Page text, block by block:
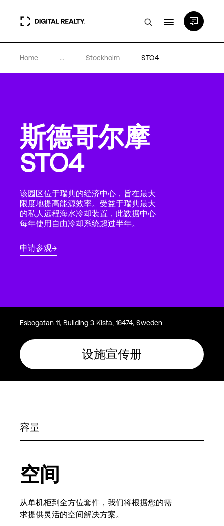
数据中心
合作伙伴
专业知识和资源
关于
Language
Home ... Stockholm STO4
斯德哥尔摩
STO4
该园区位于瑞典的经济中心，旨在最大
限度地提高能源效率。受益于瑞典最大
的私人远程海水冷却装置，此数据中心
每年使用自由冷却系统超过半年。
申请参观
Esbogatan 11, Building 3 Kista, 16474, Sweden
设施宣传册
容量
空间
从单机柜到全方位套件，我们将根据您的需
求提供灵活的空间解决方案。